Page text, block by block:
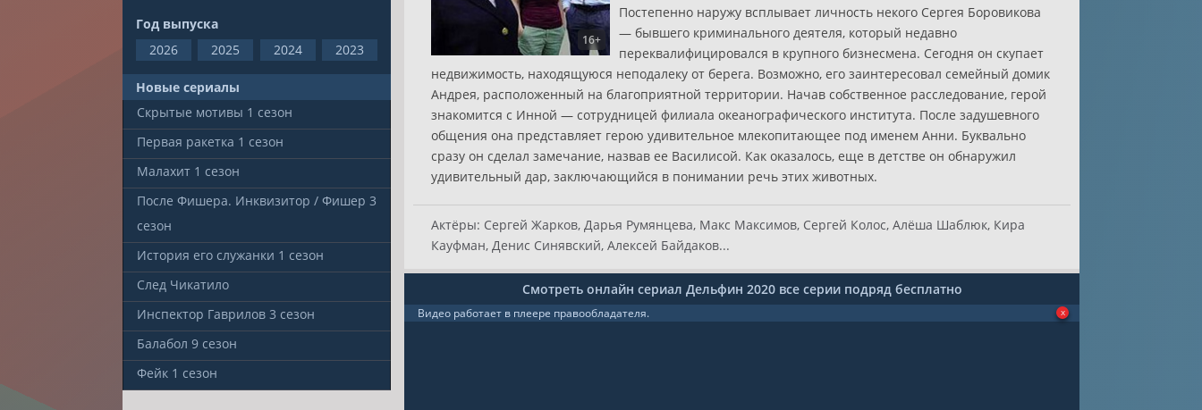
16+
Постепенно наружу всплывает личность некого Сергея Боровикова
— бывшего криминального деятеля, который недавно
переквалифицировался в крупного бизнесмена. Сегодня он скупает
недвижимость, находящуюся неподалеку от берега. Возможно, его заинтересовал семейный домик
Андрея, расположенный на благоприятной территории. Начав собственное расследование, герой
знакомится с Инной — сотрудницей филиала океанографического института. После задушевного
общения она представляет герою удивительное млекопитающее под именем Анни. Буквально
сразу он сделал замечание, назвав ее Василисой. Как оказалось, еще в детстве он обнаружил
удивительный дар, заключающийся в понимании речь этих животных.
Актёры: Сергей Жарков, Дарья Румянцева, Макс Максимов, Сергей Колос, Алёша Шаблюк, Кира
Кауфман, Денис Синявский, Алексей Байдаков...
Смотреть онлайн сериал Дельфин 2020 все серии подряд бесплатно
Видео работает в плеере правообладателя.
Год выпуска
2026
2025 2024 2023
Новые сериалы
Скрытые мотивы 1 сезон
Первая ракетка 1 сезон
Малахит 1 сезон
После Фишера. Инквизитор / Фишер 3
сезон
История его служанки 1 сезон
След Чикатило
Инспектор Гаврилов 3 сезон
Балабол 9 сезон
Фейк 1 сезон